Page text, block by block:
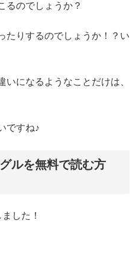
るのでしょうか？
たりするのでしょうか！？い
になるようなことだけは、
ですね♪
ルを無料で読む方
した！